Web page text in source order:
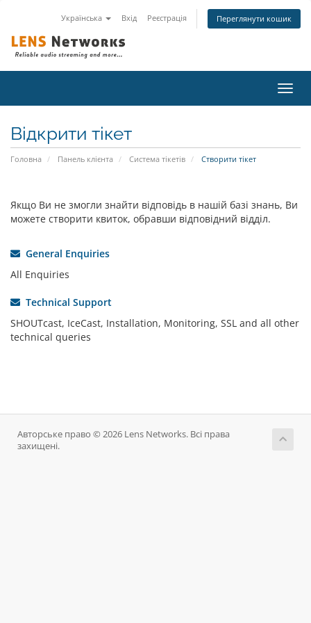
Українська Вхід Реєстрація Переглянути кошик
Відкрити тікет
Головна Панель клієнта Система тікетів Створити тікет
Якщо Ви не змогли знайти відповідь в нашій базі знань, Ви
можете створити квиток, обравши відповідний відділ.
General Enquiries
All Enquiries
Technical Support
SHOUTcast, IceCast, Installation, Monitoring, SSL and all other
technical queries
Авторське право © 2026 Lens Networks. Всі права
захищені.